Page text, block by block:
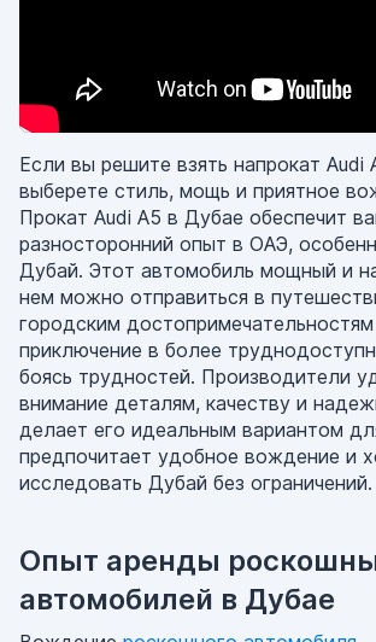
Если вы решите взять напрокат Audi
выберете стиль, мощь и приятное
Прокат Audi A5 в Дубае обеспечит
разносторонний опыт в ОАЭ,
Дубай. Этот автомобиль мощный и
нем можно отправиться в
городским
приключение в более
боясь трудностей. Производители
внимание деталям, качеству и
делает его идеальным вариантом
предпочитает удобное вождение и
исследовать Дубай без ограничений.
Опыт аренды
автомобилей в Дубае